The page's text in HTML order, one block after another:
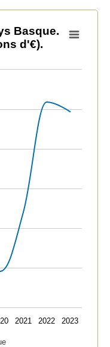
Volume (en millions
values. Data ranges
Basque.
d'€).
2021 2022 2023